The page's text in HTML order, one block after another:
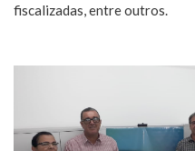
fiscalizadas, entre outros.